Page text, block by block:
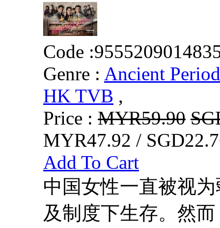
Code :
Genre : Ancient Period
HK TVB ,
Price : MYR59.90
MYR47.92 /
Add To Cart
中国女性一直被视
及制度下生存。然